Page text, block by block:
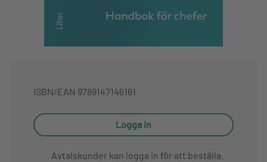
ISBN/EAN 9789147146161
Logga in
Avtalskunder kan logga in för att beställa.